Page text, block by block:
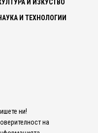
И ИЗКУСТВО
И ТЕХНОЛОГИИ
ни!
на